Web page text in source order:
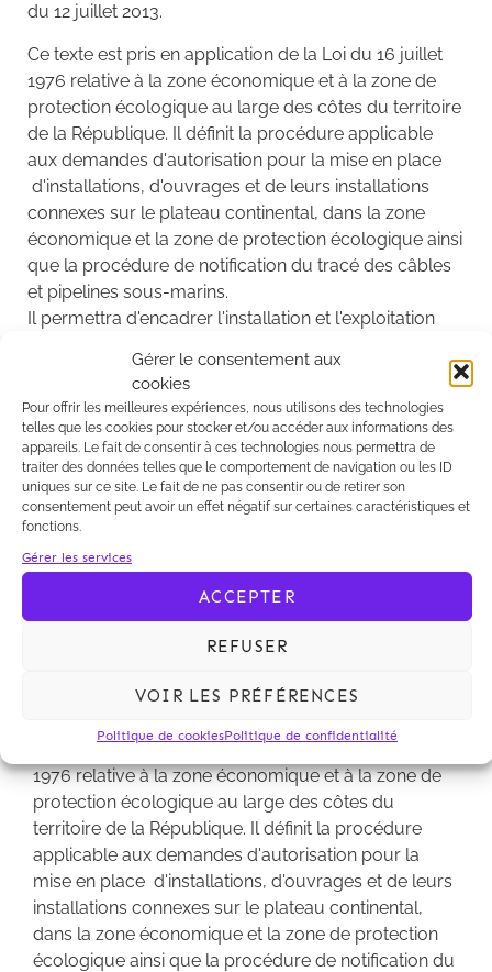
Gérer le consentement aux
cookies
Pour offrir les meilleures expériences, nous utilisons des technologies
telles que les cookies pour stocker et/ou accéder aux informations des
appareils. Le fait de consentir à ces technologies nous permettra de
traiter des données telles que le comportement de navigation ou les ID
uniques sur ce site. Le fait de ne pas consentir ou de retirer son
consentement peut avoir un effet négatif sur certaines caractéristiques et
fonctions.
Gérer les services
ACCEPTER
REFUSER
VOIR LES PRÉFÉRENCES
Politique de cookiesPolitique de confidentialité
du 12 juillet 2013.
Ce texte est pris en application de la Loi du 16 juillet
1976 relative à la zone économique et à la zone de
protection écologique au large des côtes du territoire
de la République. Il définit la procédure applicable
aux demandes d'autorisation pour la mise en place
d'installations, d'ouvrages et de leurs installations
connexes sur le plateau continental, dans la zone
économique et la zone de protection écologique ainsi
que la procédure de notification du tracé des câbles
et pipelines sous-marins.
Il permettra d'encadrer l'installation et l'exploitation
d'énergies renouvelables au-delà de la mer
territoriale.
Lire le décret
Le décret n'2013-611 du 10 juillet 2013 relatif à la
réglementation applicable sur le plateau
économique, la zone économique et la zone de
Officiel du 12 juillet 2013.
Ce texte est pris en application de la Loi du 16 juillet
1976 relative à la zone économique et à la zone de
protection écologique au large des côtes du
territoire de la République. Il définit la procédure
applicable aux demandes d'autorisation pour la
mise en place d'installations, d'ouvrages et de leurs
installations connexes sur le plateau continental,
dans la zone économique et la zone de protection
écologique ainsi que la procédure de notification du